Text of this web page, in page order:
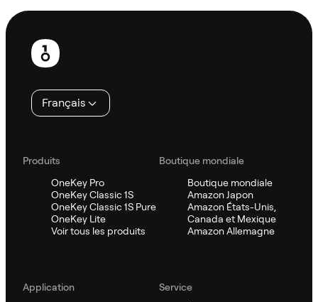
Pied
page
Français
Produits
OneKey Pro
OneKey Classic 1S
OneKey Classic 1S Pure
OneKey Lite
Voir tous les produits
Boutique mondiale
Boutique mondiale
Amazon Japon
Amazon États-Unis,
Canada et Mexique
Amazon Allemagne
Application
Service